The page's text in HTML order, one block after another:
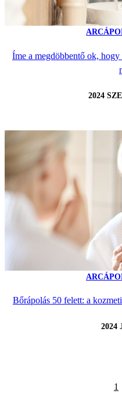
Íme a megdöbbentő ok,
2024
Bőrápolás 50 felett: a
2024
1